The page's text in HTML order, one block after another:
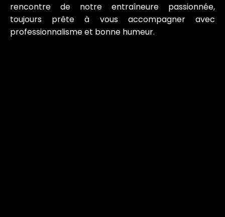
rencontre de notre entraîneure passionnée,
toujours prête à vous accompagner avec
professionnalisme et bonne humeur.